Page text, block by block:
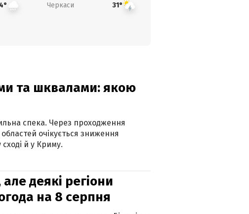
Черкаси 31°
та шквалами: якою
спека. Через проходження
очікується зниження
й у Криму.
деякі регіони
на 8 серпня